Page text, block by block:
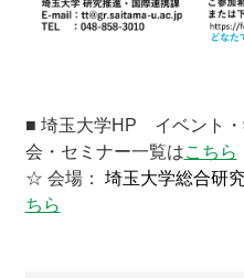
■ 埼玉大学HP イベント
会・セミナー一覧はこちら
☆ 会場： 埼玉大学総合研
ちら